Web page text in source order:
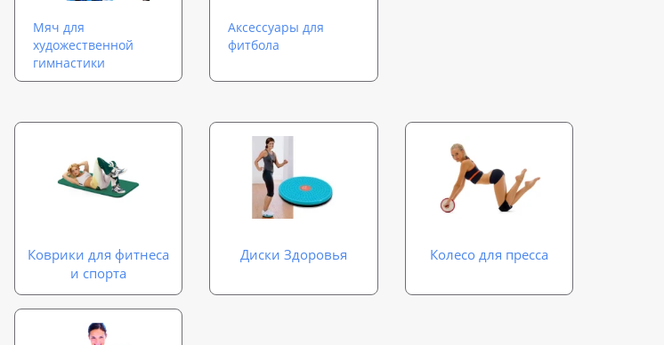
Мяч для
художественной
гимнастики
Аксессуары для
фитбола
Коврики для фитнеса
и спорта
Диски Здоровья Колесо для пресса